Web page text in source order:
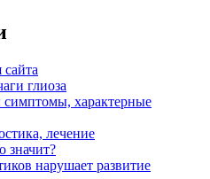
глиоза
характерные
лечение
значит?
нарушает развитие